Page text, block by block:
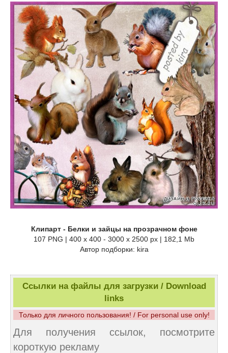
Клипарт - Белки и зайцы на прозрачном фоне
107 PNG | 400 x 400 - 3000 x 2500 px | 182,1 Mb
Автор подборки: kira
Ссылки на файлы для загрузки / Download
links
Только для личного пользования! / For personal use only!
Для получения ссылок, посмотрите
короткую рекламу